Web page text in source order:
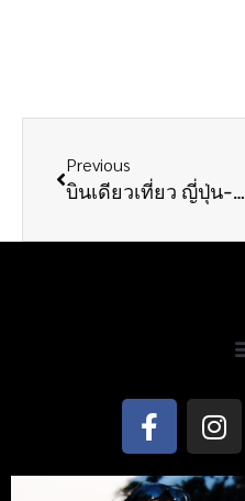
Previous
บินเดียวเที่ยว ญี่ปุ่น-มาเก๊า ตอน3จบ